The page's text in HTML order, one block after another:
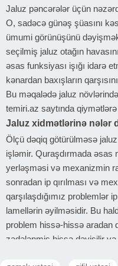
Jaluz pəncərələr üçün
O, sadəcə günəş şüasını
ümumi görünüşünü
seçilmiş jaluz otağın
əsas funksiyası işığı idarə
kənardan baxışların
Bu məqalədə jaluz
temiri.az saytında
Jaluz xidmətlərinə nələr
Ölçü dəqiq götürülməsə jaluz
işləmir. Quraşdırmada
yerləşməsi və mexanizmin
sonradan ip qırılması və
qarşılaşdığımız problemlər
lamellərin əyilməsidir. Bu
problem hissə-hissə aradan
zədələnmiş hissə dəyişilir